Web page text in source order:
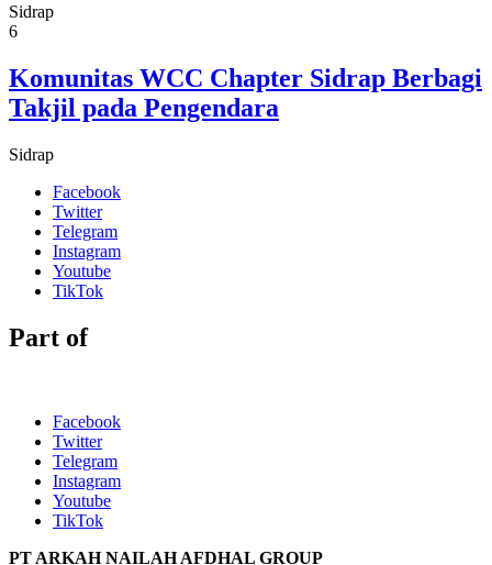
Sidrap
6
Komunitas WCC Chapter Sidrap Berbagi
Takjil pada Pengendara
Sidrap
Facebook
Twitter
Telegram
Instagram
Youtube
TikTok
Part of
Facebook
Twitter
Telegram
Instagram
Youtube
TikTok
PT ARKAH NAILAH AFDHAL GROUP